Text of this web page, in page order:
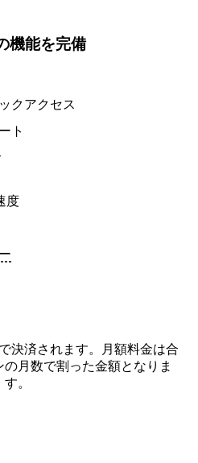
機能を完備
クアクセス
ト
度
決済されます。月額料金は合
月数で割った金額となりま
す。